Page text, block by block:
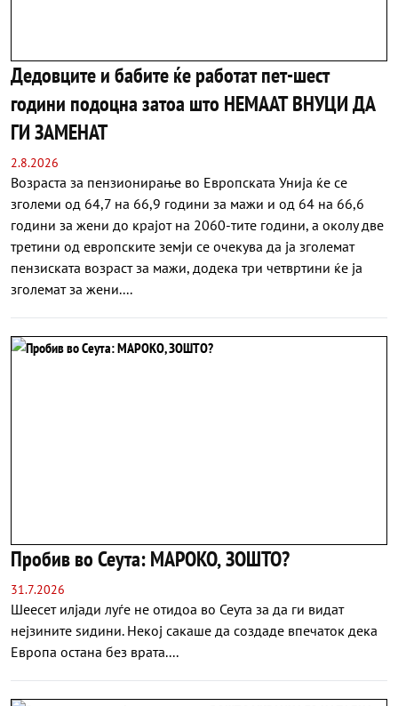
Дедовците и бабите ќе работат пет-шест
години подоцна затоа што НЕМААТ ВНУЦИ ДА
ГИ ЗАМЕНАТ
2.8.2026
Возраста за пензионирање во Европската Унија ќе се
зголеми од 64,7 на 66,9 години за мажи и од 64 на 66,6
години за жени до крајот на 2060-тите години, а околу две
третини од европските земји се очекува да ја зголемат
пензиската возраст за мажи, додека три четвртини ќе ја
зголемат за жени....
Пробив во Сеута: МАРОКО, ЗОШТО?
31.7.2026
Шеесет илјади луѓе не отидоа во Сеута за да ги видат
нејзините ѕидини. Некој сакаше да создаде впечаток дека
Европа остана без врата....